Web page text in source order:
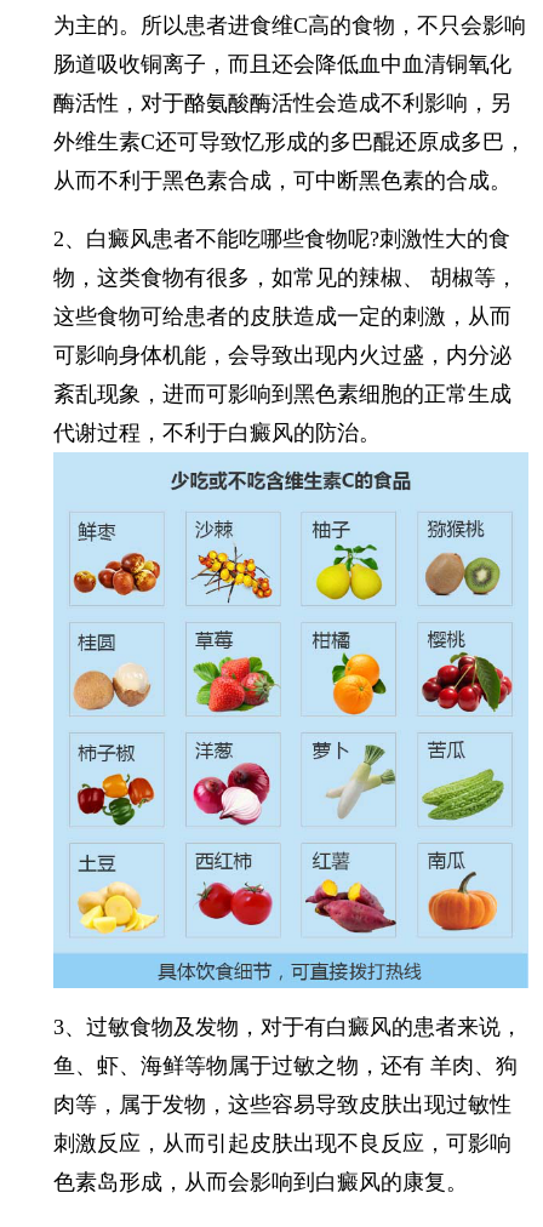
为主的。所以患者进食维C高的食物，不只会影响
肠道吸收铜离子，而且还会降低血中血清铜氧化
酶活性，对于酪氨酸酶活性会造成不利影响，另
外维生素C还可导致忆形成的多巴醌还原成多巴，
从而不利于黑色素合成，可中断黑色素的合成。
2、白癜风患者不能吃哪些食物呢?刺激性大的食
物，这类食物有很多，如常见的辣椒、 胡椒等，
这些食物可给患者的皮肤造成一定的刺激，从而
可影响身体机能，会导致出现内火过盛，内分泌
紊乱现象，进而可影响到黑色素细胞的正常生成
代谢过程，不利于白癜风的防治。
3、过敏食物及发物，对于有白癜风的患者来说，
鱼、虾、海鲜等物属于过敏之物，还有 羊肉、狗
肉等，属于发物，这些容易导致皮肤出现过敏性
刺激反应，从而引起皮肤出现不良反应，可影响
色素岛形成，从而会影响到白癜风的康复。